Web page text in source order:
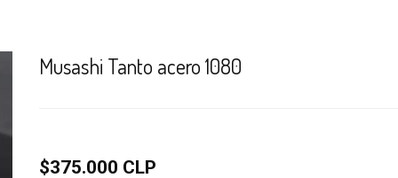
Musashi Tanto acero 1080
$375.000 CLP